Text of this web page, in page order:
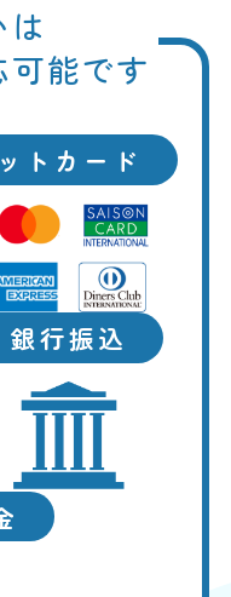
能です
トカード
銀行振込